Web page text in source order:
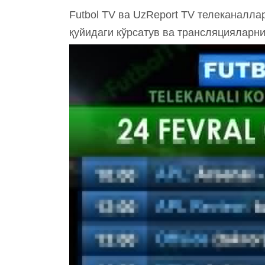
Futbol TV ва UzReport TV
қуйидаги кўрсатув ва